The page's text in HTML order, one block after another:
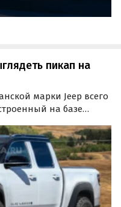
пикап на
марки Jeep всего
на базе
еще одной моделью